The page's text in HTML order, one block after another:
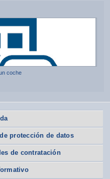
coche
protección de datos
de contratación